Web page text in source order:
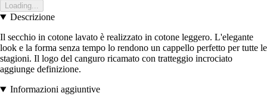
Loading...
Descrizione
Il secchio in cotone lavato è realizzato in cotone leggero. L'elegante
look e la forma senza tempo lo rendono un cappello perfetto per tutte le
stagioni. Il logo del canguro ricamato con tratteggio incrociato
aggiunge definizione.
Informazioni aggiuntive